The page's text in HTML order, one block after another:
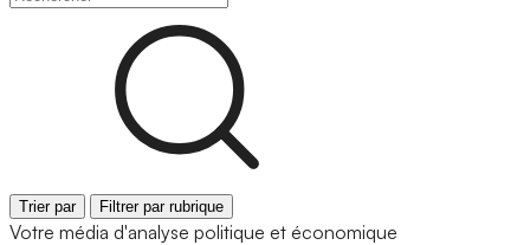
Trier par Filtrer par rubrique
Votre média d'analyse politique et économique